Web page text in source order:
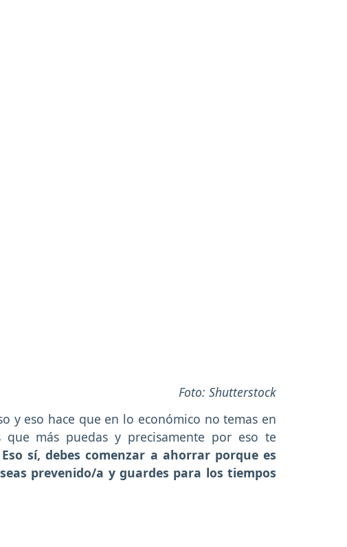
Foto: Shutterstock
y eso hace que en lo económico no temas en
que más puedas y precisamente por eso te
Eso sí, debes comenzar a ahorrar porque es
prevenido/a y guardes para los tiempos